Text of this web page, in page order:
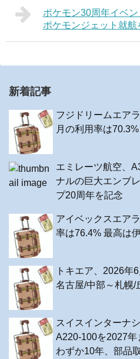
ポケモン30周年イベ
ポケモンジェット就航
新着記事
フジドリームエア
月の利用率は70.3%
エミレーツ航空、
ナルの巨大エンブ
プ20周年を記念
アイベックスエア
率は76.4% 最高は
トキエア、2026年
名古屋/中部～札幌/
スイスインターナ
A220-100を2027年
わずか10年、部品